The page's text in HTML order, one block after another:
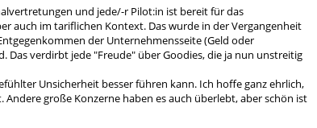
und jede/-r Pilot:in ist bereit für das
auch im tariflichen Kontext. Das wurde in der Vergangenheit
der Unternehmensseite (Geld oder
verdirbt jede "Freude" über Goodies, die ja nun unstreitig
Unsicherheit besser führen kann. Ich hoffe ganz ehrlich,
große Konzerne haben es auch überlebt, aber schön ist